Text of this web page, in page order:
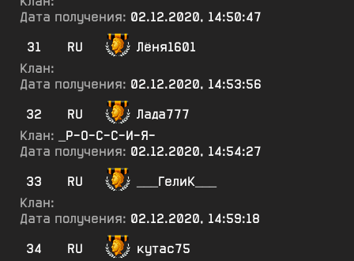
Дата получения: 02.12.2020, 14:50:47
31
RU
Лёня1601
Клан:
Дата получения: 02.12.2020, 14:53:56
32
RU
Лада777
Клан:
_Р-О-С-С-И-Я-
Дата получения: 02.12.2020, 14:54:27
33
RU
___ГелиК___
Клан:
Дата получения: 02.12.2020, 14:59:18
34
RU
кутас75